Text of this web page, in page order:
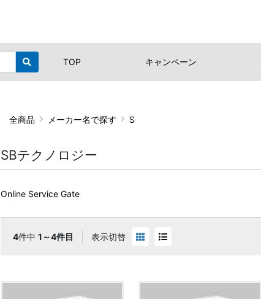
TOP キャンペーン
全商品 メーカー名で探す S
SBテクノロジー
Online Service Gate
4件中 1～4件目 表示切替